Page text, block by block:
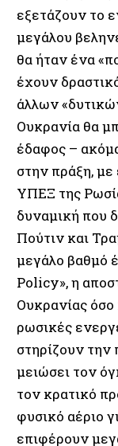
εξετάζουν το
μεγάλου
θα ήταν ένα
έχουν
άλλων
Ουκρανία θα
έδαφος –
στην πράξη,
ΥΠΕΞ της
δυναμική που
Πούτιν και
μεγάλο βαθμό
Policy», η
Ουκρανίας
ρωσικές
στηρίζουν
μειώσει τον
τον κρατικό
φυσικό αέριο
επιφέρουν